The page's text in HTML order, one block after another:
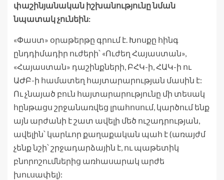
փաշինյանական իշխանությունը նման
նպատակ չունեին:
«Փաստ» օրաթերթը գրում է. Խոսքը հինգ
ընդդիմադիր ուժերի՝ «Ուժեղ Հայաստան»,
«Հայաստան» դաշինքների, ԲՀԿ-ի, ՀԱԿ-ի ու
ԱԺԲ-ի համատեղ հայտարարության մասին է:
Ու չնայած բուն հայտարարությունը մի տեսակ
հընթացս շրջանառվեց լրահոսում, կարծում ենք
այն արժանի է շատ ավելի մեծ ուշադրության,
ավելին՝ կարևոր քաղաքական պահ է (առայժմ
չենք նշի՝ շրջադարձային է, ու պաթետիկ
բնորոշումներից առհասարակ արժե
խուսափել):